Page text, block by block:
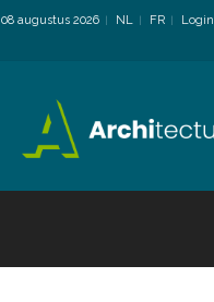
08 augustus 2026 NL FR
Login